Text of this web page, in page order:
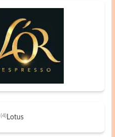
(4)Lotus